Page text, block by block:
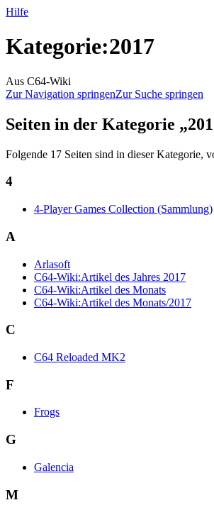
Hilfe
Kategorie:2017
Aus C64-Wiki
Zur Navigation springenZur Suche springen
Seiten in der Kategorie
Folgende 17 Seiten sind in dieser Kategorie,
4
4-Player Games Collection (Sammlung)
A
Arlasoft
C64-Wiki:Artikel des Jahres 2017
C64-Wiki:Artikel des Monats
C64-Wiki:Artikel des Monats/2017
C
C64 Reloaded MK2
F
Frogs
G
Galencia
M